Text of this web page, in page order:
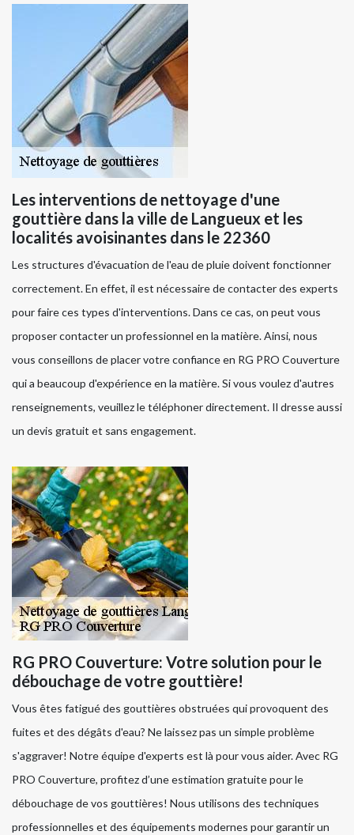
Les interventions de nettoyage d'une
gouttière dans la ville de Langueux et les
localités avoisinantes dans le 22360
Les structures d'évacuation de l'eau de pluie doivent fonctionner
correctement. En effet, il est nécessaire de contacter des experts
pour faire ces types d'interventions. Dans ce cas, on peut vous
proposer contacter un professionnel en la matière. Ainsi, nous
vous conseillons de placer votre confiance en RG PRO Couverture
qui a beaucoup d'expérience en la matière. Si vous voulez d'autres
renseignements, veuillez le téléphoner directement. Il dresse aussi
un devis gratuit et sans engagement.
RG PRO Couverture: Votre solution pour le
débouchage de votre gouttière!
Vous êtes fatigué des gouttières obstruées qui provoquent des
fuites et des dégâts d'eau? Ne laissez pas un simple problème
s'aggraver! Notre équipe d'experts est là pour vous aider. Avec RG
PRO Couverture, profitez d’une estimation gratuite pour le
débouchage de vos gouttières! Nous utilisons des techniques
professionnelles et des équipements modernes pour garantir un